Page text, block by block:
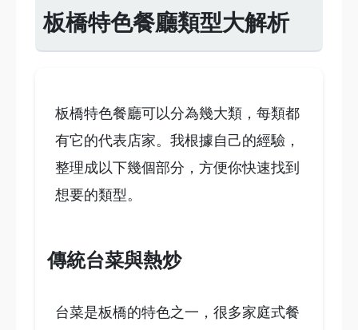
板橋特色餐廳類型大解析
板橋特色餐廳可以分為幾大類，每類都
有它的代表店家。我根據自己的經驗，
整理成以下幾個部分，方便你快速找到
想要的類型。
傳統台菜與熱炒
台菜是板橋的特色之一，很多家庭式餐